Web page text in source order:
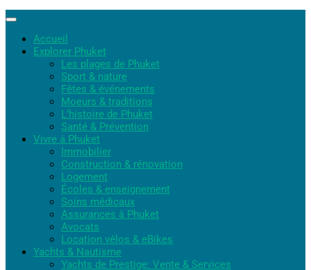
Accueil
Explorer Phuket
Les plages de Phuket
Sport & nature
Fêtes & événements
Moeurs & traditions
L’histoire de Phuket
Santé & Prévention
Vivre à Phuket
Immobilier
Construction & rénovation
Logement
Écoles & enseignement
Soins médicaux
Assurances à Phuket
Avocats
Location vélos & eBikes
Yachts & Nautisme
Yachts de Prestige: Vente & Services